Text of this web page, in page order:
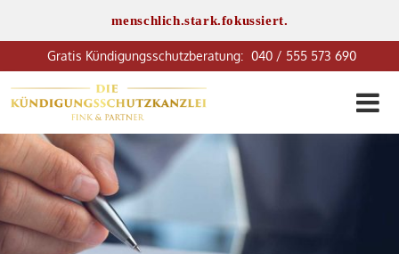
menschlich.stark.fokussiert.
040 / 555 573 690